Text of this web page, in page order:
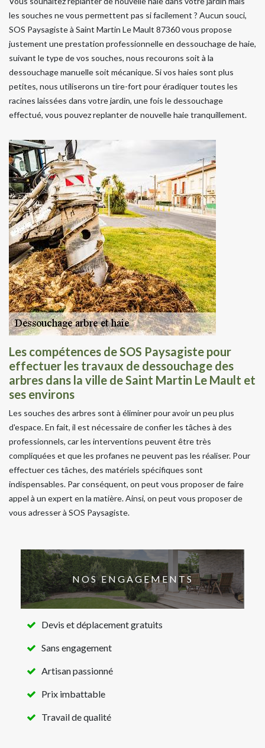
les souches ne vous permettent pas si facilement ? Aucun souci,
SOS Paysagiste à Saint Martin Le Mault 87360 vous propose
justement une prestation professionnelle en dessouchage de haie,
suivant le type de vos souches, nous recourons soit à la
dessouchage manuelle soit mécanique. Si vos haies sont plus
petites, nous utiliserons un tire-fort pour éradiquer toutes les
racines laissées dans votre jardin, une fois le dessouchage
effectué, vous pouvez replanter de nouvelle haie tranquillement.
Les compétences de SOS Paysagiste pour
effectuer les travaux de dessouchage des
arbres dans la ville de Saint Martin Le Mault et
ses environs
Les souches des arbres sont à éliminer pour avoir un peu plus
d'espace. En fait, il est nécessaire de confier les tâches à des
professionnels, car les interventions peuvent être très
compliquées et que les profanes ne peuvent pas les réaliser. Pour
effectuer ces tâches, des matériels spécifiques sont
indispensables. Par conséquent, on peut vous proposer de faire
appel à un expert en la matière. Ainsi, on peut vous proposer de
vous adresser à SOS Paysagiste.
NOS ENGAGEMENTS
Devis et déplacement gratuits
Sans engagement
Artisan passionné
Prix imbattable
Travail de qualité